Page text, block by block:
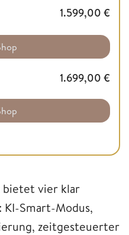
1.599,00 €
1.699,00 €
bietet vier klar
Smart-Modus,
zeitgesteuerter